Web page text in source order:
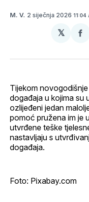
M. V. 2 siječnja 2026 11:04
𝕏
Tijekom
događaja u kojima su
ozlijeđeni jedan
pomoć pružena im je
utvrđene teške
nastavljaju s
događaja.
Foto: Pixabay.com